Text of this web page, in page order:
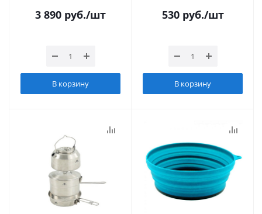
3 890 руб./шт
В корзину
530руб./шт
В корзину